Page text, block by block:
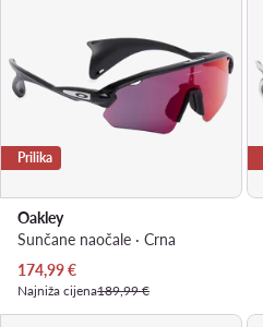
Prilika
Oakley
Sunčane naočale · Crna
Trenutna cijena
174,99€
Najniža cijena189,99 €